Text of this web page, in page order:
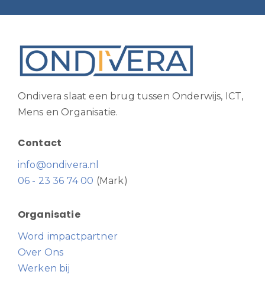
Ondivera slaat een brug tussen Onderwijs, ICT,
Mens en Organisatie.
Contact
info@ondivera.nl
06 - 23 36 74 00 (Mark)
Organisatie
Word impactpartner
Over Ons
Werken bij